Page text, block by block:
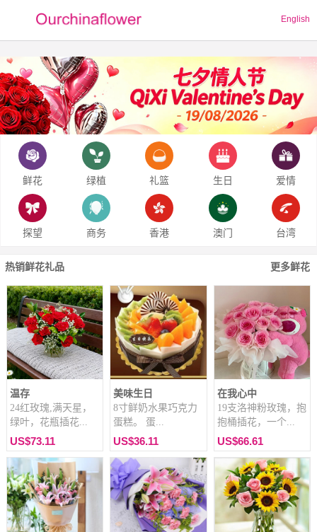
English
鲜花 绿植 礼篮 生日 爱情
探望 商务 香港 澳门 台湾
热销鲜花礼品 更多鲜花
温存
24红玫瑰,满天星，
绿叶，花瓶插花...
US$73.11
美味生日
8寸鲜奶水果巧克力
蛋糕。 蛋...
US$36.11
在我心中
19支洛神粉玫瑰，抱
抱桶插花，一个...
US$66.61